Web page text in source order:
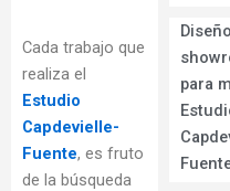
Cada trabajo que
realiza el
Estudio
Capdevielle-
Fuente, es fruto
de la búsqueda
para